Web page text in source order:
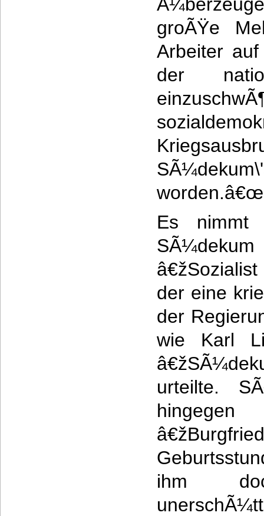
groÃŸe
Arbeiter
der
worden.â€œ
Es nimmt
der eine
der
wie Karl
urteilte.
ihm